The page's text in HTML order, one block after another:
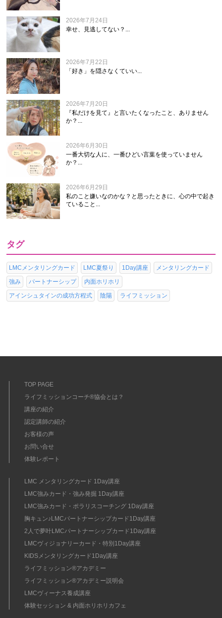
2026年7月24日
幸せ、見逃してない？...
2026年7月22日
「好き」を隠さなくていい...
2026年7月20日
『私だけを見て』と言いたくなったこと、ありません
か？...
2026年6月30日
一番大切な人に、一番ひどい言葉を使っていません
か？...
2026年6月29日
私のこと嫌いなのかな？と思ったときに、心の中で起き
ていること...
タグ
LMCメンタリングカード LMC夏祭り 1Day講座
メンタリングカード
強み
パートナーシップ
内面ホリホリ
アインシュタインの成功方程式
陰陽 ライフミッション
TOP PAGE
ライフミッションコーチ®協会とは？
講座の紹介
認定講師の紹介
お客様の声
お問い合せ
体験レポート
LMC メンタリングカード 1Day講座
LMC強みカード・強み発掘 1Day講座
LMC強みカード・ポラリスコーチング 1Day講座
胸キュン♪LMCパートナーシップカード1Day講座
2人で夢叶LMCパートナーシップカード1Day講座
LMCヴィジョナリーカード・特別1Day講座
KIDSメンタリングカード1Day講座
ライフミッション®︎アカデミー
ライフミッション®︎アカデミー説明会
LMCヴィーナス養成講座
体験セッション & 内面ホリホリカフェ